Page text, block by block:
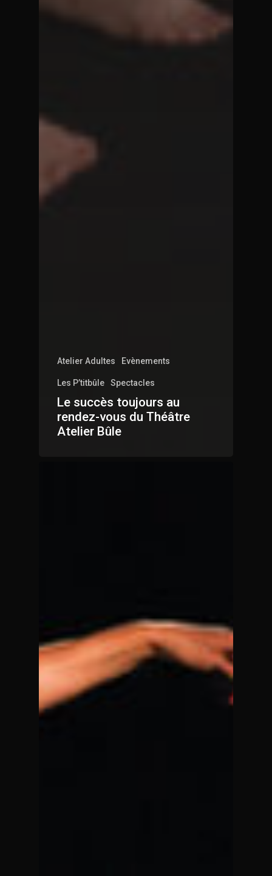
Atelier Adultes Evènements
Les P’titbûle Spectacles
Le succès toujours au
rendez-vous du Théâtre
Atelier Bûle